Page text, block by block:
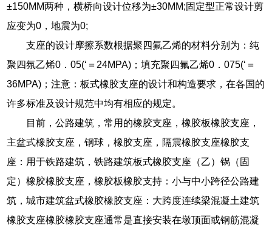
±150MM两种，横桥向设计位移为±30MM;固定型正常设计剪
应变为0，地震为0;
支座的设计摩擦系数根据聚四氟乙烯的材料分别为：纯
聚四氛乙烯0．05(‘＝24MPA)；填充聚四氟乙烯0．075(‘＝
36MPA)；注意：板式橡胶支座的设计和构造要求，在各国的
许多标准及设计规范中均有相应的规定。
目前，公路建筑，常用的橡胶支座，橡胶板橡胶支座，
主盆式橡胶支座，钢球，橡胶支座，隔震橡胶支座橡胶支
座：用于铁路建筑，铁路建筑板式橡胶支座（乙）锅（固
定）橡胶橡胶支座，橡胶板橡胶支持：小与中小跨径公路建
筑，城市建筑盆式橡胶橡胶支座：大跨度连续梁混凝土建筑
橡胶支座橡胶橡胶支座通常是直接安装在墩顶面或钢筋混凝